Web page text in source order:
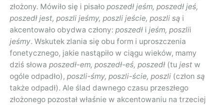
złożony. Mówiło się i pisało poszedł jeśm, poszedł jeś,
poszedł jest, poszli jeśmy, poszli jeście, poszli są i
akcentowało obydwa człony: poszedł i jeśm, poszlii
jeśmy. Wskutek zlania się obu form i uproszczenia
fonetycznego, jakie nastąpiło w ciągu wieków, mamy
dziś słowa poszedł-em, poszedł-eś, poszedł (tu jest w
ogóle odpadło), poszli-śmy, poszli-ście, poszli (człon są
także odpadł). Ale ślad dawnego czasu przeszłego
złożonego pozostał właśnie w akcentowaniu na trzeciej